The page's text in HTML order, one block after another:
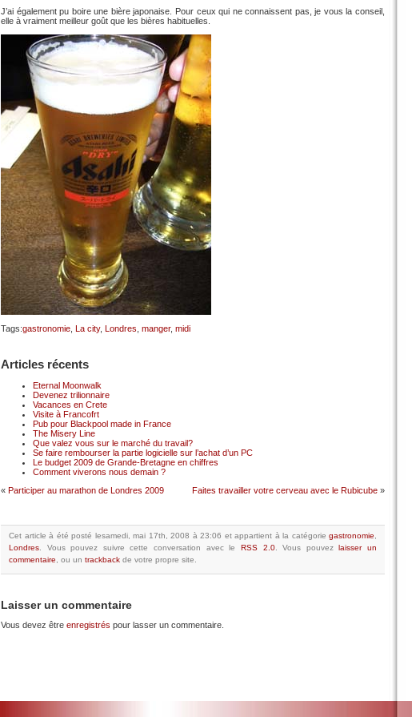
J’ai également pu boire une bière japonaise. Pour ceux qui ne connaissent pas, je vous la conseil,
elle à vraiment meilleur goût que les bières habituelles.
Tags:gastronomie La city, Londres manger, midi
Articles récents
Eternal Moonwalk
Devenez trilionnaire
Vacances en Crete
Visite à Francofrt
Pub pour Blackpool made in France
The Misery Line
Que valez vous sur le marché du travail?
Se faire rembourser la partie logicielle sur l’achat d’un PC
Le budget 2009 de Grande-Bretagne en chiffres
Comment viverons nous demain ?
« Participer au marathon de Londres 2009 Faites travailler votre cerveau avec le Rubicube »
Cet article à été posté lesamedi, mai 17th, 2008 à 23:06 et appartient à la catégorie gastronomie
Londres
Vous pouvez suivre cette conversation avec le RSS 2.0.Vous pouvezlaisser un
commentaire , ou un trackback de votre propre site.
Laisser un commentaire
Vous devez être enregistrés pour lasser un commentaire.